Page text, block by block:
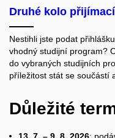
Druhé kolo
Nestihli jste podat
vhodný studijní program?
do vybraných studijních
příležitost stát se součástí
Důležité